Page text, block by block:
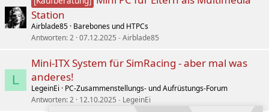
Station
Airblade85 Barebones und HTPCs
Antworten 2 07.12.2025 Airblade85
L
Mini-ITX System für SimRacing - aber mal was
anderes!
LegeinEi
PC-Zusammenstellungs- und Aufrüstungs-Forum
Antworten 2 12.10.2025 LegeinEi